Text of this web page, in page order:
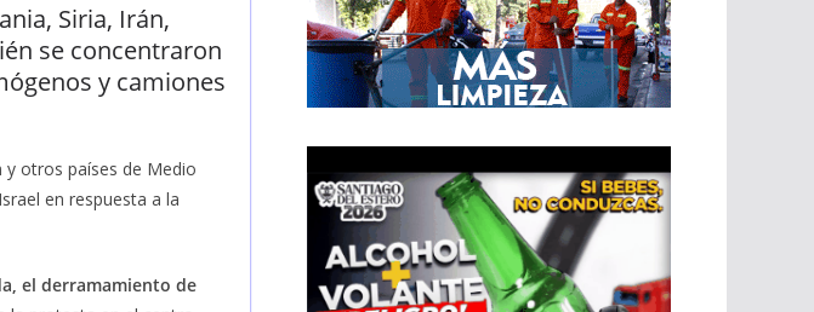
Siria, Irán,
se concentraron
y camiones
y otros países de Medio
en respuesta a la
el derramamiento de